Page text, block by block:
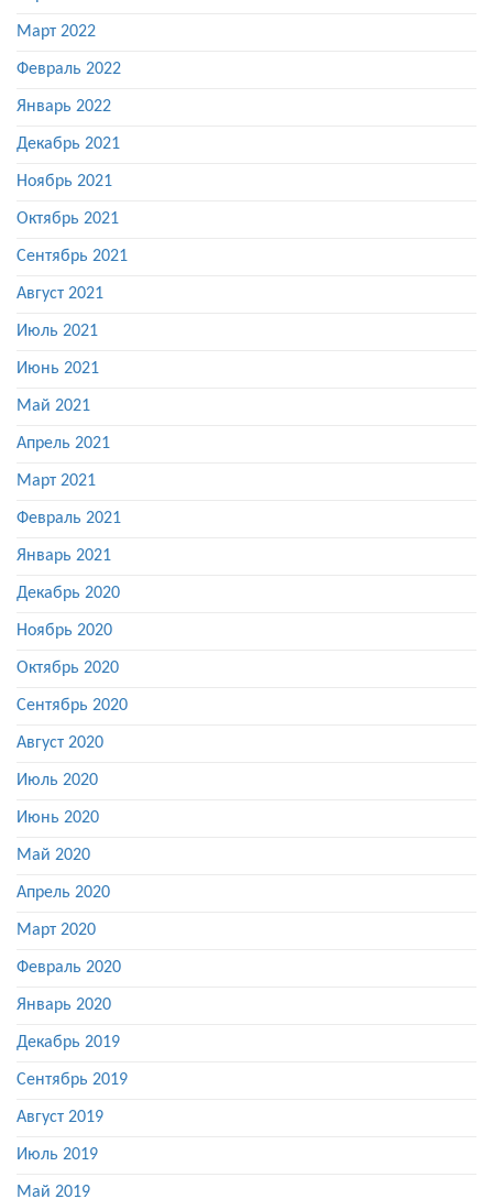
Март 2022
Февраль 2022
Январь 2022
Декабрь 2021
Ноябрь 2021
Октябрь 2021
Сентябрь 2021
Август 2021
Июль 2021
Июнь 2021
Май 2021
Апрель 2021
Март 2021
Февраль 2021
Январь 2021
Декабрь 2020
Ноябрь 2020
Октябрь 2020
Сентябрь 2020
Август 2020
Июль 2020
Июнь 2020
Май 2020
Апрель 2020
Март 2020
Февраль 2020
Январь 2020
Декабрь 2019
Сентябрь 2019
Август 2019
Июль 2019
Май 2019